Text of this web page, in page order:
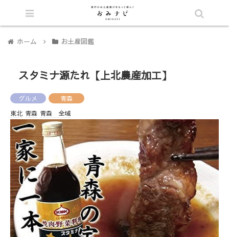
ホーム お土産図鑑
スタミナ源たれ【上北農産加工】
グルメ
青森
東北 青森 青森 全域
シェア